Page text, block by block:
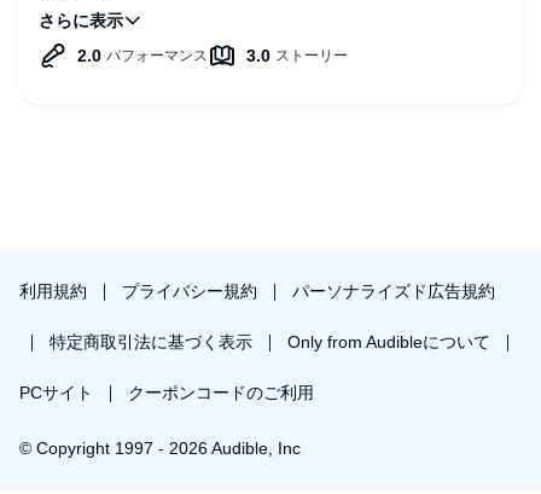
終盤まで緊張感があり面白かったですが、犯人の性格や動機
にかなり不自然さを感じ、リアリティには欠けていました。
ました。
とはいえ短時間で楽しめるエンタメ作品を探している方には
利用規約 プライバシー規約 パーソナライズド広告規約
特定商取引法に基づく表示 Only from Audibleについて
PCサイト クーポンコードのご利用
© Copyright 1997 - 2026 Audible, Inc